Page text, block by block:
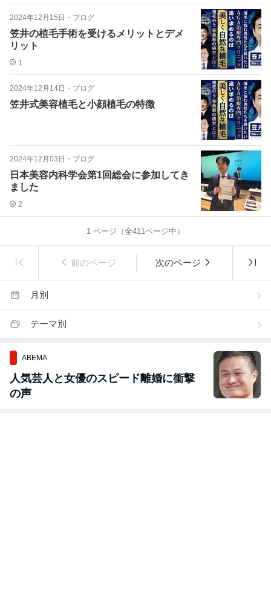
2024年12月15日 ・ ブログ
笠井の植毛手術を受けるメリットとデメ
リット
1
2024年12月14日 ・ ブログ
笠井式美容植毛と小顔植毛の特徴
2024年12月03日 ・ ブログ
日本美容内科学会第1回総会に参加してき
ました
2
1 ページ（全411ページ中）
前のページ 次のページ
月別
テーマ別
ABEMA
人気芸人と女優のスピード離婚に衝撃
の声